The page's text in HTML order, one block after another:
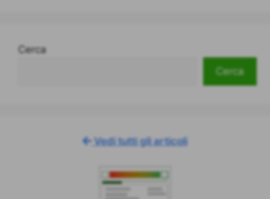
Cerca
Cerca
Vedi tutti gli articoli